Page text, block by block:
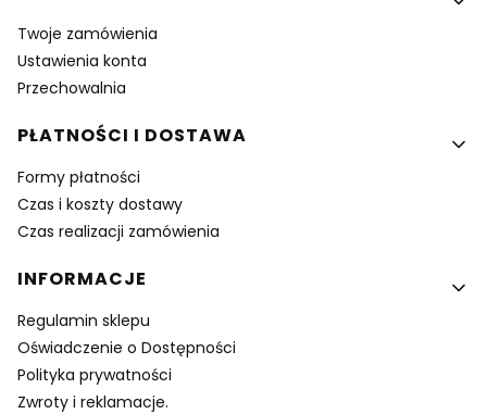
Twoje zamówienia
Ustawienia konta
Przechowalnia
PŁATNOŚCI I DOSTAWA
Formy płatności
Czas i koszty dostawy
Czas realizacji zamówienia
INFORMACJE
Regulamin sklepu
Oświadczenie o Dostępności
Polityka prywatności
Zwroty i reklamacje.